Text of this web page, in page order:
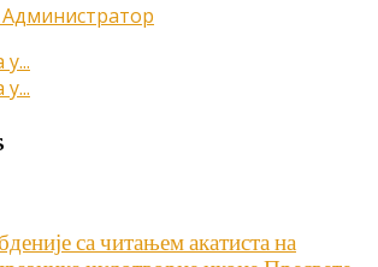
са читањем акатиста на